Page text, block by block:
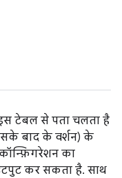
टेबल से पता चलता है
बाद के वर्शन) के
का
कर सकता है. साथ